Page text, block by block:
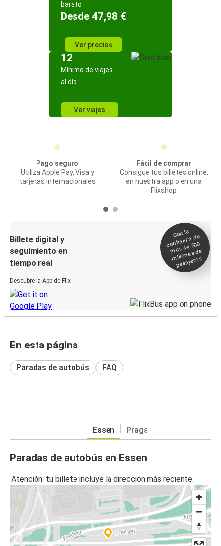
barato
Desde 47,98 €
Ver precios
12
Mínimo de viajes
al día
Ver viajes
Pago seguro
Utiliza Apple Pay, Visa y
tarjetas internacionales
Fácil de comprar
Consigue tus billetes online,
en nuestra app o en una
Flixshop
Billete digital y
seguimiento en
tiempo real
Descubre la App de Flix
Con la
confianza de
más de 500
millones de
pasajeros
En esta página
Paradas de autobús FAQ
Essen Praga
Paradas de autobús en Essen
Atención: tu billete incluye la dirección más reciente.